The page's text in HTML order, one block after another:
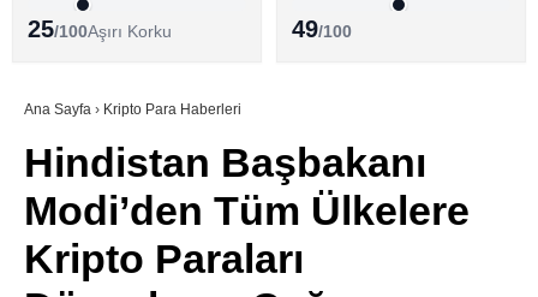
Youtube
TikTok
ALTCOİN HABERLERİ
SÖZLÜK
25/100Aşırı Korku 49/100
Ana Sayfa › Kripto Para Haberleri
Hindistan Başbakanı
Modi’den Tüm Ülkelere
Kripto Paraları